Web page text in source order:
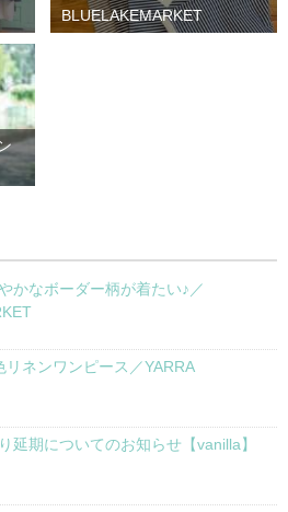
BLUELAKEMARKET
かなボーダー柄が着たい♪／
リネンワンピース／YARRA
延期についてのお知らせ【vanilla】